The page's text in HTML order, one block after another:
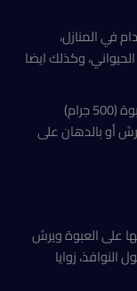
في المنازل،
الحيواني، وكذلك ايضا
العبوة (500 جرام)
أو بالدهان على
على العبوة ويرش
زوايا